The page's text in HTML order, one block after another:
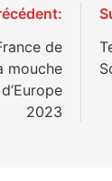
de
mouche
2023